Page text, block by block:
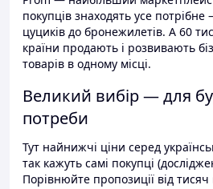
покупців знаходять усе
цуциків до бронежилетів. А 60
країни продають і розвивають
товарів в одному місці.
Великий вибір — для
потреби
Тут найнижчі ціни серед
так кажуть самі покупці
Порівнюйте пропозиції від